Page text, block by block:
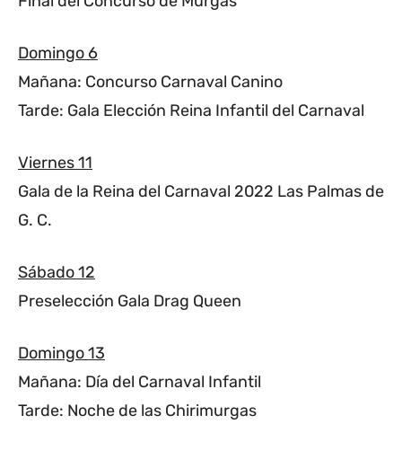
Domingo 6
Mañana: Concurso Carnaval Canino
Tarde: Gala Elección Reina Infantil del Carnaval
Viernes 11
Gala de la Reina del Carnaval 2022 Las Palmas de
G. C.
Sábado 12
Preselección Gala Drag Queen
Domingo 13
Mañana: Día del Carnaval Infantil
Tarde: Noche de las Chirimurgas